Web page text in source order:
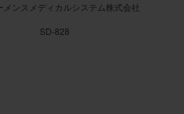
メンスメディカルシステム株式会社
SD-828